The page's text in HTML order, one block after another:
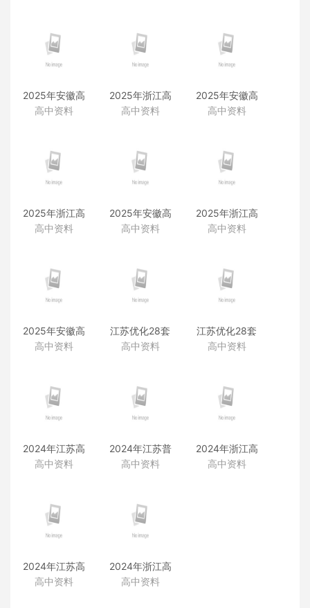
2025年安徽高
考真题（历
高中资料
2025年浙江高
考真题（通用
高中资料
2025年安徽高
考真题（地
高中资料
2025年浙江高
考真题（信息
高中资料
2025年安徽高
考真题（生
高中资料
2025年浙江高
考真题（地
高中资料
2025年安徽高
考真题（物
高中资料
江苏优化28套
赠品（更多好
高中资料
江苏优化28套
赠品（2025年
高中资料
2024年江苏高
考真题（生
高中资料
2024年江苏普
通高中学业水
高中资料
2024年浙江高
考真题（历
高中资料
2024年江苏高
考真题（地
高中资料
2024年浙江高
考真题（地
高中资料